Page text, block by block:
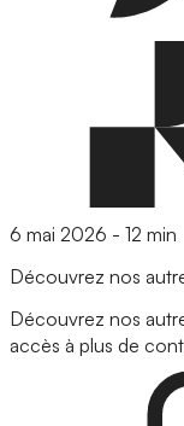
6 mai 2026 - 12 min
Découvrez nos
Découvrez nos
accès à plus de